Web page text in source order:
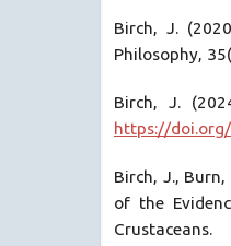
Birch, J.
Philosophy,
Birch, J.
https://
Birch, J., Burn,
of the
Crustaceans.